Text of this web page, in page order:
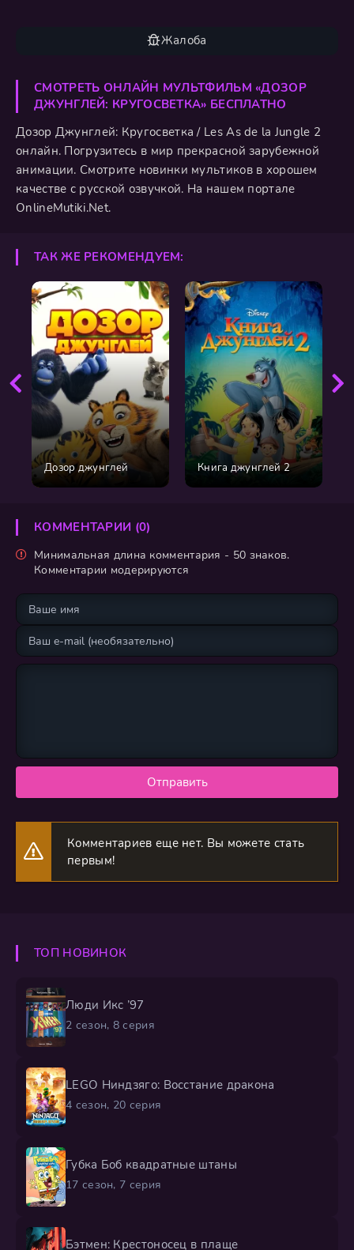
Жалоба
СМОТРЕТЬ ОНЛАЙН МУЛЬТФИЛЬМ «ДОЗОР
ДЖУНГЛЕЙ: КРУГОСВЕТКА» БЕСПЛАТНО
Дозор Джунглей: Кругосветка / Les As de la Jungle 2
онлайн. Погрузитесь в мир прекрасной зарубежной
анимации. Смотрите новинки мультиков в хорошем
качестве с русской озвучкой. На нашем портале
OnlineMutiki.Net.
ТАК ЖЕ РЕКОМЕНДУЕМ:
Дозор джунглей Книга джунглей 2
КОММЕНТАРИИ (0)
Минимальная длина комментария - 50 знаков.
Комментарии модерируются
Отправить
Комментариев еще нет. Вы можете стать
первым!
ТОП НОВИНОК
Люди Икс ’97
2 сезон, 8 серия
LEGO Ниндзяго: Восстание дракона
4 сезон, 20 серия
Губка Боб квадратные штаны
17 сезон, 7 серия
Бэтмен: Крестоносец в плаще